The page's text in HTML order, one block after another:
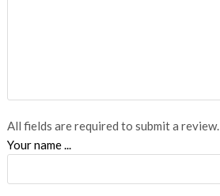
All fields are required to submit a review.
Your name ...